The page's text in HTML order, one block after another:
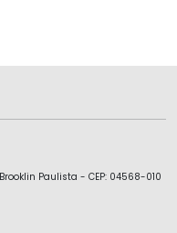
Paulista - CEP: 04568-010